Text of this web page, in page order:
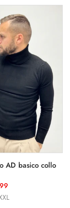
AD basico collo